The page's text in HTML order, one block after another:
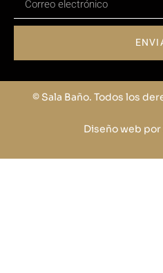
© Sala Baño. Todos los
Diseño web por